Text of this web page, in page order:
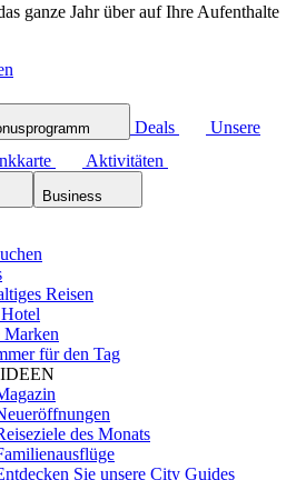
ganze Jahr über auf Ihre Aufenthalte
Deals
Unsere
Aktivitäten
Business
Reisen
Marken
für den Tag
des Monats
Sie unsere City Guides